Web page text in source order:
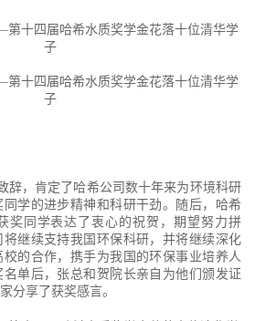
辞，肯定了哈希公司数十年来为环境科研
学的进步精神和科研干劲。随后，哈希
奖同学表达了衷心的祝贺，期望努力拼
继续支持我国环保科研，并将继续深化
的合作，携手为我国的环保事业培养人
单后，张总和贺院长亲自为他们颁发证
分享了获奖感言。